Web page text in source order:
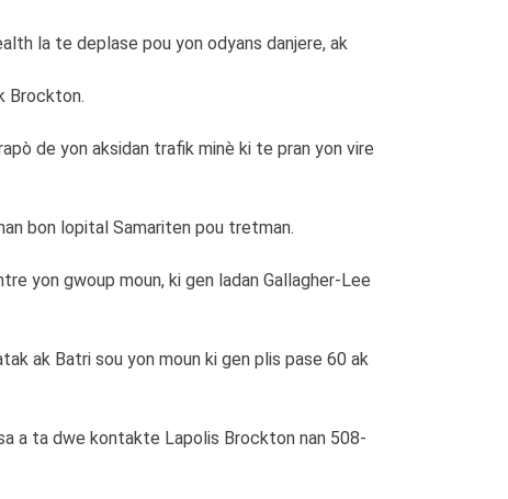
la te deplase pou yon odyans danjere, ak
Brockton.
de yon aksidan trafik minè ki te pran yon vire
bon lopital Samariten pou tretman.
yon gwoup moun, ki gen ladan Gallagher-Lee
ak Batri sou yon moun ki gen plis pase 60 ak
a ta dwe kontakte Lapolis Brockton nan 508-